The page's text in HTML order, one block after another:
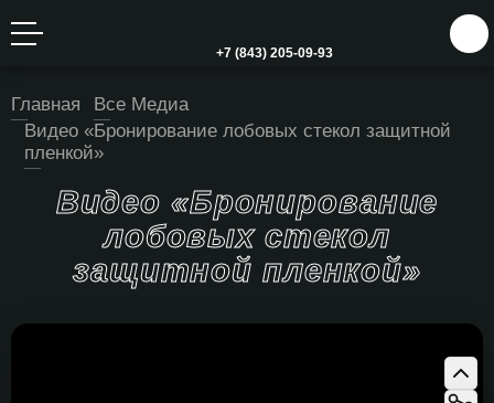
+7 (843) 205-09-93
Главная
Все Медиа
Видео «Бронирование лобовых стекол защитной
пленкой»
Видео «Бронирование
лобовых стекол
защитной пленкой»